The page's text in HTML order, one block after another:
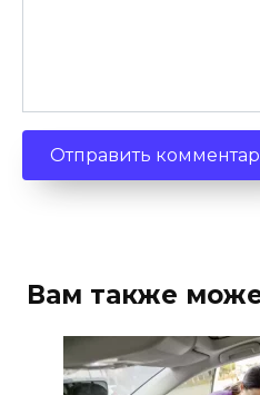
Вам также